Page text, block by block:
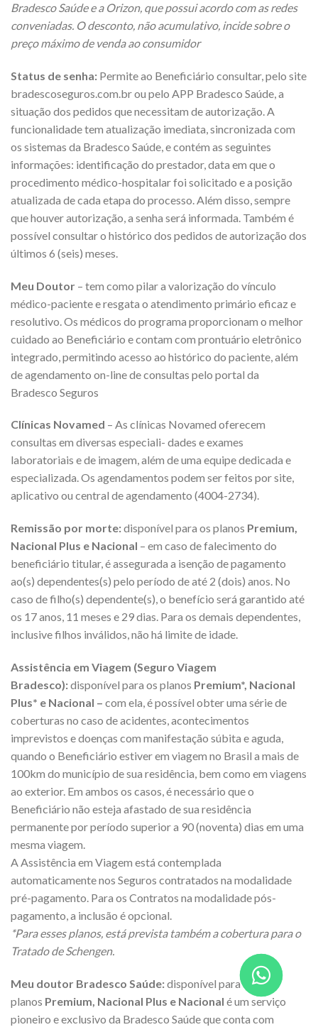
Bradesco Saúde e a Orizon, que possui acordo com as redes
conveniadas. O desconto, não acumulativo, incide sobre o
preço máximo de venda ao consumidor
Status de senha: Permite ao Beneficiário consultar, pelo site
bradescoseguros.com.br ou pelo APP Bradesco Saúde, a
situação dos pedidos que necessitam de autorização. A
funcionalidade tem atualização imediata, sincronizada com
os sistemas da Bradesco Saúde, e contém as seguintes
informações: identificação do prestador, data em que o
procedimento médico-hospitalar foi solicitado e a posição
atualizada de cada etapa do processo. Além disso, sempre
que houver autorização, a senha será informada. Também é
possível consultar o histórico dos pedidos de autorização dos
últimos 6 (seis) meses.
Meu Doutor – tem como pilar a valorização do vínculo
médico-paciente e resgata o atendimento primário eficaz e
resolutivo. Os médicos do programa proporcionam o melhor
cuidado ao Beneficiário e contam com prontuário eletrônico
integrado, permitindo acesso ao histórico do paciente, além
de agendamento on-line de consultas pelo portal da
Bradesco Seguros
Clínicas Novamed – As clínicas Novamed oferecem
consultas em diversas especiali- dades e exames
laboratoriais e de imagem, além de uma equipe dedicada e
especializada. Os agendamentos podem ser feitos por site,
aplicativo ou central de agendamento (4004-2734).
Remissão por morte:disponível para os planos Premium,
Nacional Plus e Nacional – em caso de falecimento do
beneficiário titular, é assegurada a isenção de pagamento
ao(s) dependentes(s) pelo período de até 2 (dois) anos. No
caso de filho(s) dependente(s), o benefício será garantido até
os 17 anos, 11 meses e 29 dias. Para os demais dependentes,
inclusive filhos inválidos, não há limite de idade.
Assistência em Viagem (Seguro Viagem
Bradesco):disponível para os planos Premium*, Nacional
Plus* e Nacional – com ela, é possível obter uma série de
coberturas no caso de acidentes, acontecimentos
imprevistos e doenças com manifestação súbita e aguda,
quando o Beneficiário estiver em viagem no Brasil a mais de
100km do município de sua residência, bem como em viagens
ao exterior. Em ambos os casos, é necessário que o
Beneficiário não esteja afastado de sua residência
permanente por período superior a 90 (noventa) dias em uma
mesma viagem.
A Assistência em Viagem está contemplada
automaticamente nos Seguros contratados na modalidade
pré-pagamento. Para os Contratos na modalidade pós-
pagamento, a inclusão é opcional.
*Para esses planos, está prevista também a cobertura para o
Tratado de Schengen.
Meu doutor Bradesco Saúde:disponível para os
planos Premium, Nacional Plus e Nacional é um serviço
pioneiro e exclusivo da Bradesco Saúde que conta com